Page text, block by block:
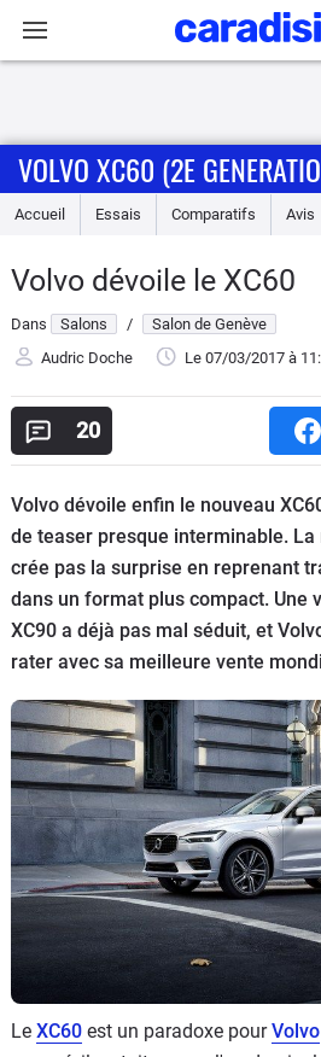
Accueil
Essais
Guide
Electriques
Utilitaires
Flottes
Auto
Services
Forum
Moto
Marques
VOLVO XC60 (2E
Accueil Essais Comparatifs Avis
Volvo dévoile le XC60
Dans Salons /
Salon de Genève
Audric Doche
Le 07/03/2017 à
20
Volvo dévoile enfin le nouveau
de teaser presque interminable.
crée pas la surprise en reprenant
dans un format plus compact. Une
XC90 a déjà pas mal séduit, et
rater avec sa meilleure vente
Le XC60 est un paradoxe pourVolvo